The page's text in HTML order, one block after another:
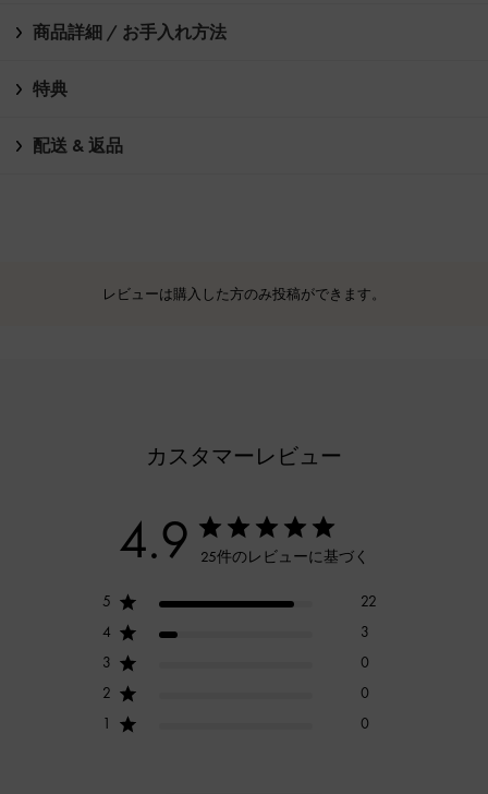
商品詳細 / お手入れ方法
特典
配送 & 返品
レビューは購入した方のみ投稿ができます。
カスタマーレビュー
4.9 25件のレビューに基づく
5
22
4
3
3
0
2
0
1
0